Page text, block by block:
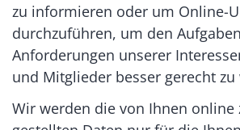
zu informieren oder um Online-
durchzuführen, um den
Anforderungen unserer
und Mitglieder besser gerecht zu
Wir werden die von Ihnen online